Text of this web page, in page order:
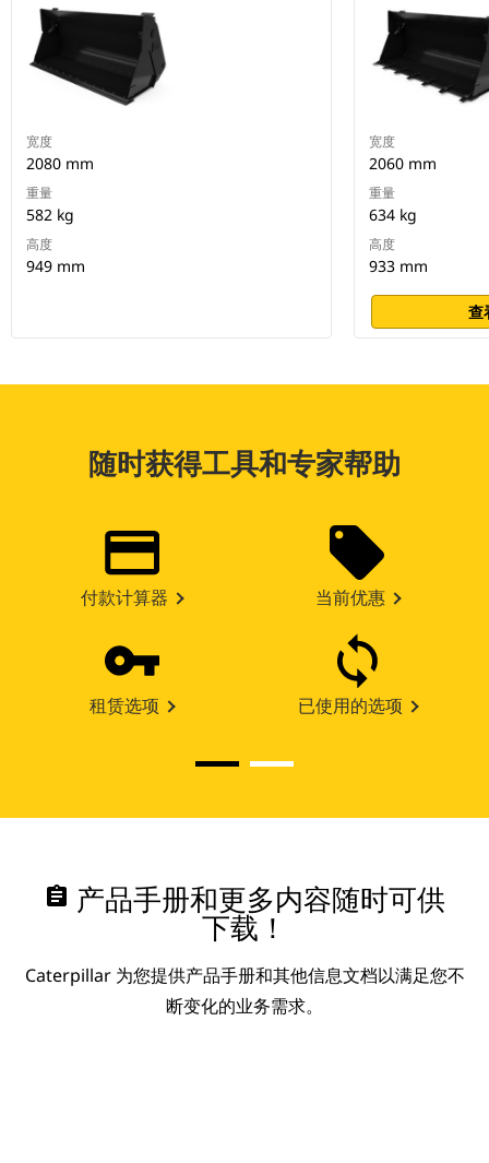
宽度
2080 mm
重量
582 kg
高度
949 mm
宽度
2060 mm
重量
634 kg
高度
933 mm
查
随时获得工具和专家帮助
付款计算器 当前优惠
租赁选项 已使用的选项
assignment 产品手册和更多内容随时可供
下载！
Caterpillar 为您提供产品手册和其他信息文档以满足您不
断变化的业务需求。